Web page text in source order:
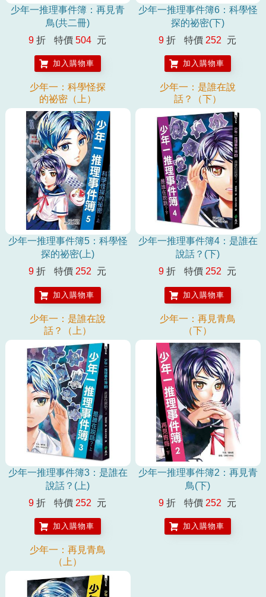
領孩子進入科學的殿堂，讓他在緊湊又懸疑的節奏中，得到適合的知
識。——陳品皓｜米露谷心理治療所策略長 故事雖然以小學生「黃宗
一」為主角，但故事中每一個角色在破案過程中，都扮演了重要的角
色，甚至暗示了「每個人都有其天賦」這樣的想法。另外有趣的是，作
者不只將書中小學生的個性描繪得很到位，大量的對話中也藏有不少流
行梗，讀者在閱讀時，常有眼睛一亮的感覺。——傅宓慧｜桃園龍星國
小圖書館閱讀推動教師 科學無所不在，透過科學可以看穿很多事情。
不論你是想領略科學之美，還是想從故事中了解科學新知，或是家長們
期待培養小朋友的科學素養，都可以透過本系列書籍精心安排的劇情，
隨著主角們一同體驗每個事件，讓自己被科學之美深深吸引。真心推薦
本書。——蕭俊傑｜科學X博士、科展專業指導講師
少年一推理事件簿：再見青
鳥(共二冊)
9 折 特價 504 元
加入購物車
少年一推理事件簿6：科學怪
探的祕密(下)
9 折 特價 252 元
加入購物車
少年一：科學怪探
的祕密（上）
少年一推理事件簿5：科學怪
探的祕密(上)
9 折 特價 252 元
加入購物車
少年一：是誰在說
話？（下）
少年一推理事件簿4：是誰在
說話？(下)
9 折 特價 252 元
加入購物車
少年一：是誰在說
話？（上）
少年一推理事件簿3：是誰在
說話？(上)
9 折 特價 252 元
加入購物車
少年一：再見青鳥
（下）
少年一推理事件簿2：再見青
鳥(下)
9 折 特價 252 元
加入購物車
少年一：再見青鳥
（上）